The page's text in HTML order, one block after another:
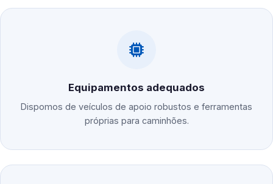
Equipamentos adequados
Dispomos de veículos de apoio robustos e ferramentas
próprias para caminhões.